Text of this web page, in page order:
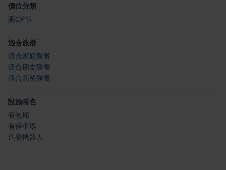
價位分類
高CP值
適合族群
適合家庭聚餐
適合朋友聚餐
適合商務聚餐
設施特色
有包廂
有停車場
送餐機器人